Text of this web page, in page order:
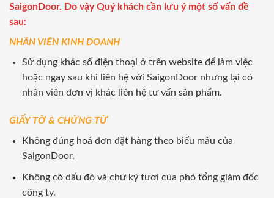
SaigonDoor. Do vậy Quý khách cần lưu ý một số vấn đề
sau:
NHÂN VIÊN KINH DOANH
Sử dụng khác số điện thoại ở trên website để làm việc
hoặc ngay sau khi liên hệ với SaigonDoor nhưng lại có
nhân viên đơn vị khác liên hệ tư vấn sản phẩm.
GIẤY TỜ & CHỨNG TỪ
Không đúng hoá đơn đặt hàng theo biểu mẫu của
SaigonDoor.
Không có dấu đỏ và chữ ký tươi của phó tổng giám đốc
công ty.